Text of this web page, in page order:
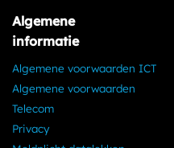
Algemene
informatie
Algemene voorwaarden ICT
Algemene voorwaarden
Telecom
Privacy